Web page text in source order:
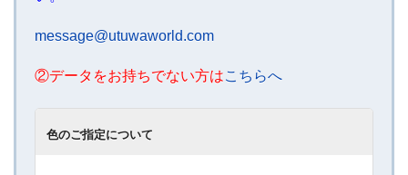
message@utuwaworld.com
②データをお持ちでない方はこちらへ
色のご指定について